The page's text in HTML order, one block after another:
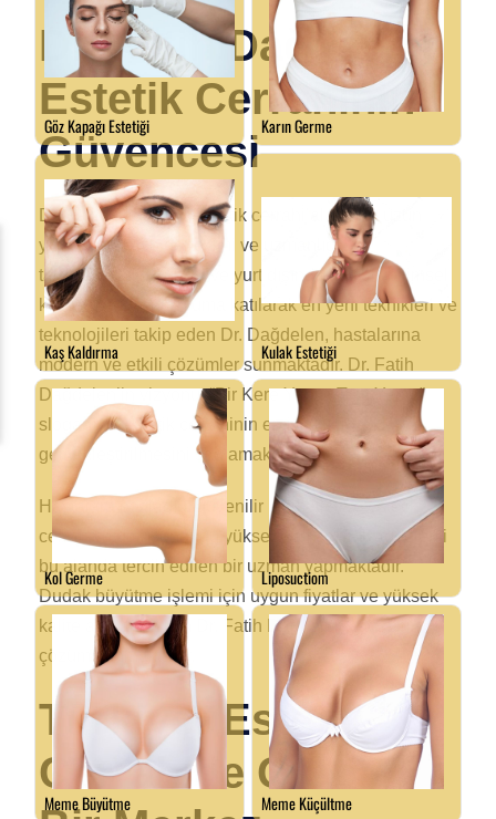
Dr. Fatih Dağdelen:
Estetik Cerrahinin
Güvencesi
Dr. Fatih Dağdelen, estetik cerrahi alanında uzun
yıllara dayanan deneyimi ve uzmanlığı ile
tanınmaktadır. Yurt içi ve yurt dışında sayısız bilimsel
kongre ve sempozyuma katılarak en yeni teknikleri ve
teknolojileri takip eden Dr. Dağdelen, hastalarına
modern ve etkili çözümler sunmaktadır. Dr. Fatih
Dağdelen’in vizyonu, “Bir Kere Yaptır, Tam Yaptır”
sloganıyla estetik cerrahinin en iyi şekilde
gerçekleştirilmesini sağlamaktır.
Hastalara sağladığı güvenilir hizmetler ve estetik
cerrahiye dair sunduğu yüksek kalite, Dr. Dağdelen’i
bu alanda tercih edilen bir uzman yapmaktadır.
Dudak büyütme işlemi için uygun fiyatlar ve yüksek
kalite arayanlar için Dr. Fatih Dağdelen, ideal bir
çözüm sunmaktadır.
Türkiye: Estetik
Cerrahide Global